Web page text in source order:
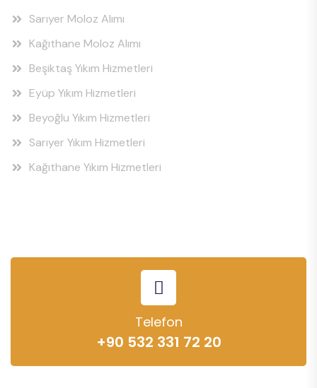
Sarıyer Moloz Alımı
Kağıthane Moloz Alımı
Beşiktaş Yıkım Hizmetleri
Eyüp Yıkım Hizmetleri
Beyoğlu Yıkım Hizmetleri
Sarıyer Yıkım Hizmetleri
Kağıthane Yıkım Hizmetleri
Telefon
+90 532 331 72 20